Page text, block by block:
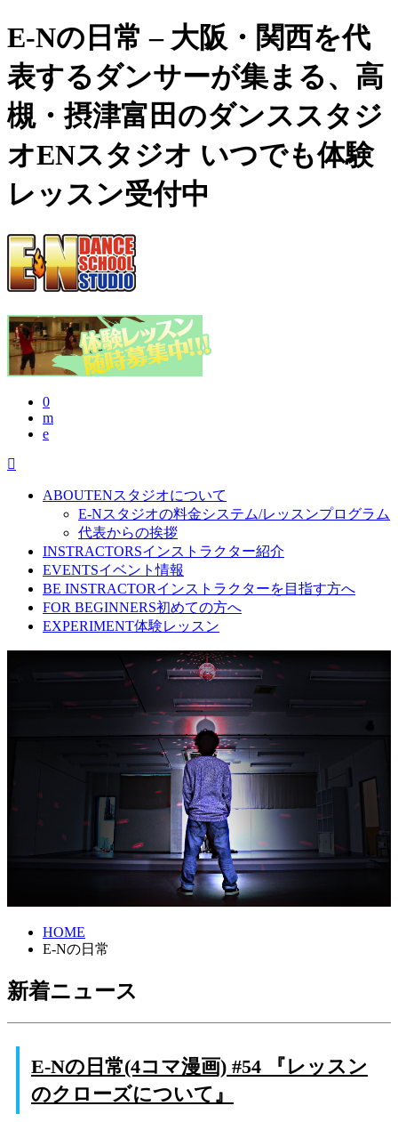
E-Nの日常 – 大阪・関西を代
表するダンサーが集まる、高
槻・摂津富田のダンススタジ
オENスタジオ いつでも体験
レッスン受付中
ABOUTENスタジオについて
E-Nスタジオの料金システム/レッスンプログラム
代表からの挨拶
INSTRACTORSインストラクター紹介
EVENTSイベント情報
BE INSTRACTORインストラクターを目指す方へ
FOR BEGINNERS初めての方へ
EXPERIMENT体験レッスン
HOME
E-Nの日常
新着ニュース
E-Nの日常(4コマ漫画) #54 『レッスン
のクローズについて』